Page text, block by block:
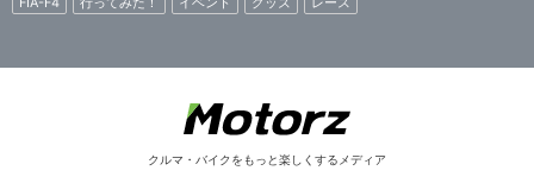
クルマ・バイクをもっと楽しくするメディア